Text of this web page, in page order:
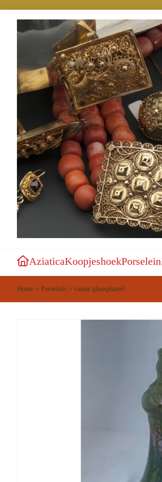
AziaticaKoopjeshoekPorselein
Home > Porselein > vaasje glansplateel